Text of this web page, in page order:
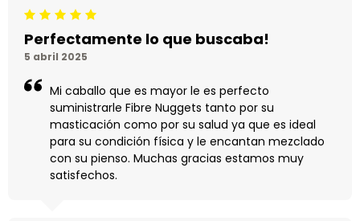
Calificación: 5 /5
Perfectamente lo que buscaba!
5 abril 2025
Mi caballo que es mayor le es perfecto
suministrarle Fibre Nuggets tanto por su
masticación como por su salud ya que es ideal
para su condición física y le encantan mezclado
con su pienso. Muchas gracias estamos muy
satisfechos.